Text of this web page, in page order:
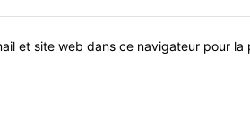
et site web dans ce navigateur pour